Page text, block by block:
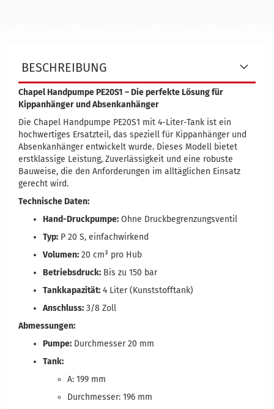
BESCHREIBUNG
Chapel Handpumpe PE20S1 – Die perfekte Lösung für
Kippanhänger und Absenkanhänger
Die Chapel Handpumpe PE20S1 mit 4-Liter-Tank ist ein
hochwertiges Ersatzteil, das speziell für Kippanhänger und
Absenkanhänger entwickelt wurde. Dieses Modell bietet
erstklassige Leistung, Zuverlässigkeit und eine robuste
Bauweise, die den Anforderungen im alltäglichen Einsatz
gerecht wird.
Technische Daten:
Hand-Druckpumpe: Ohne Druckbegrenzungsventil
Typ: P 20 S, einfachwirkend
Volumen: 20 cm³ pro Hub
Betriebsdruck: Bis zu 150 bar
Tankkapazität: 4 Liter (Kunststofftank)
Anschluss: 3/8 Zoll
Abmessungen:
Pumpe: Durchmesser 20 mm
Tank:
A: 199 mm
Durchmesser: 196 mm